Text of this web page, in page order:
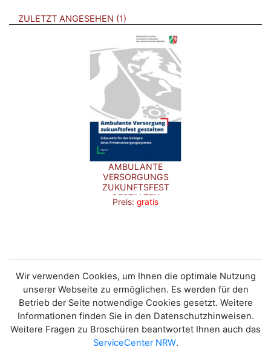
ZULETZT ANGESEHEN 1 BROSCHÜREN
AMBULANTE
VERSORGUNGS
ZUKUNFTSFEST
GESTALTEN
(LANGFASSUNG)
Preis: gratis
Wir verwenden Cookies, um Ihnen die optimale Nutzung
unserer Webseite zu ermöglichen. Es werden für den
Betrieb der Seite notwendige Cookies gesetzt. Weitere
Informationen finden Sie in den Datenschutzhinweisen.
Weitere Fragen zu Broschüren beantwortet Ihnen auch das
ServiceCenter NRW.